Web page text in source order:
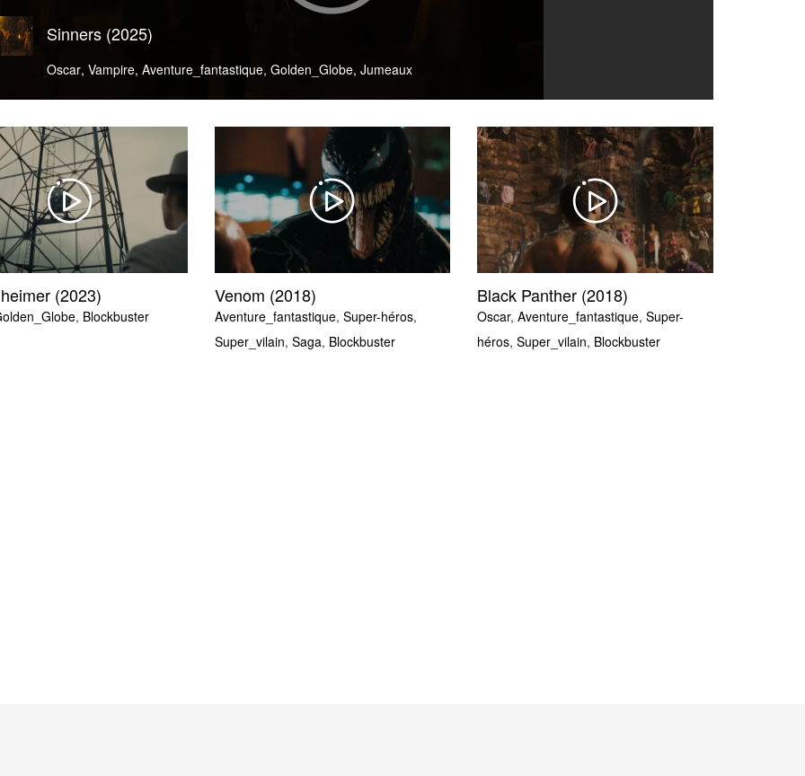
Sinners (2025)
Oscar, Vampire, Aventure_fantastique, Golden_Globe, Jumeaux
(2023)
, Blockbuster
Venom (2018)
Aventure_fantastique, Super-héros,
Super_vilain, Saga, Blockbuster
Black Panther (2018)
Oscar,Aventure_fantastique,Super-
héros,Super_vilain, Blockbuster